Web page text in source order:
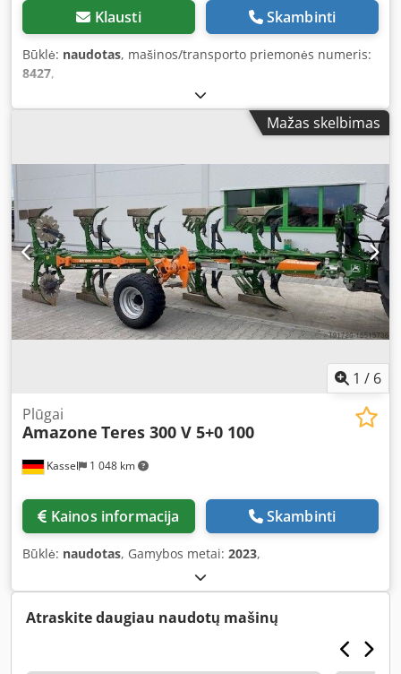
Klausti Skambinti
Būklė: naudotas, mašinos/transporto priemonės numeris:
8427,
Mažas skelbimas
1 / 6
Kassel 1 048 km
Plūgai
Amazone Teres 300 V 5+0 100
Kainos informacija Skambinti
Būklė: naudotas, Gamybos metai: 2023,
Atraskite daugiau naudotų mašinų